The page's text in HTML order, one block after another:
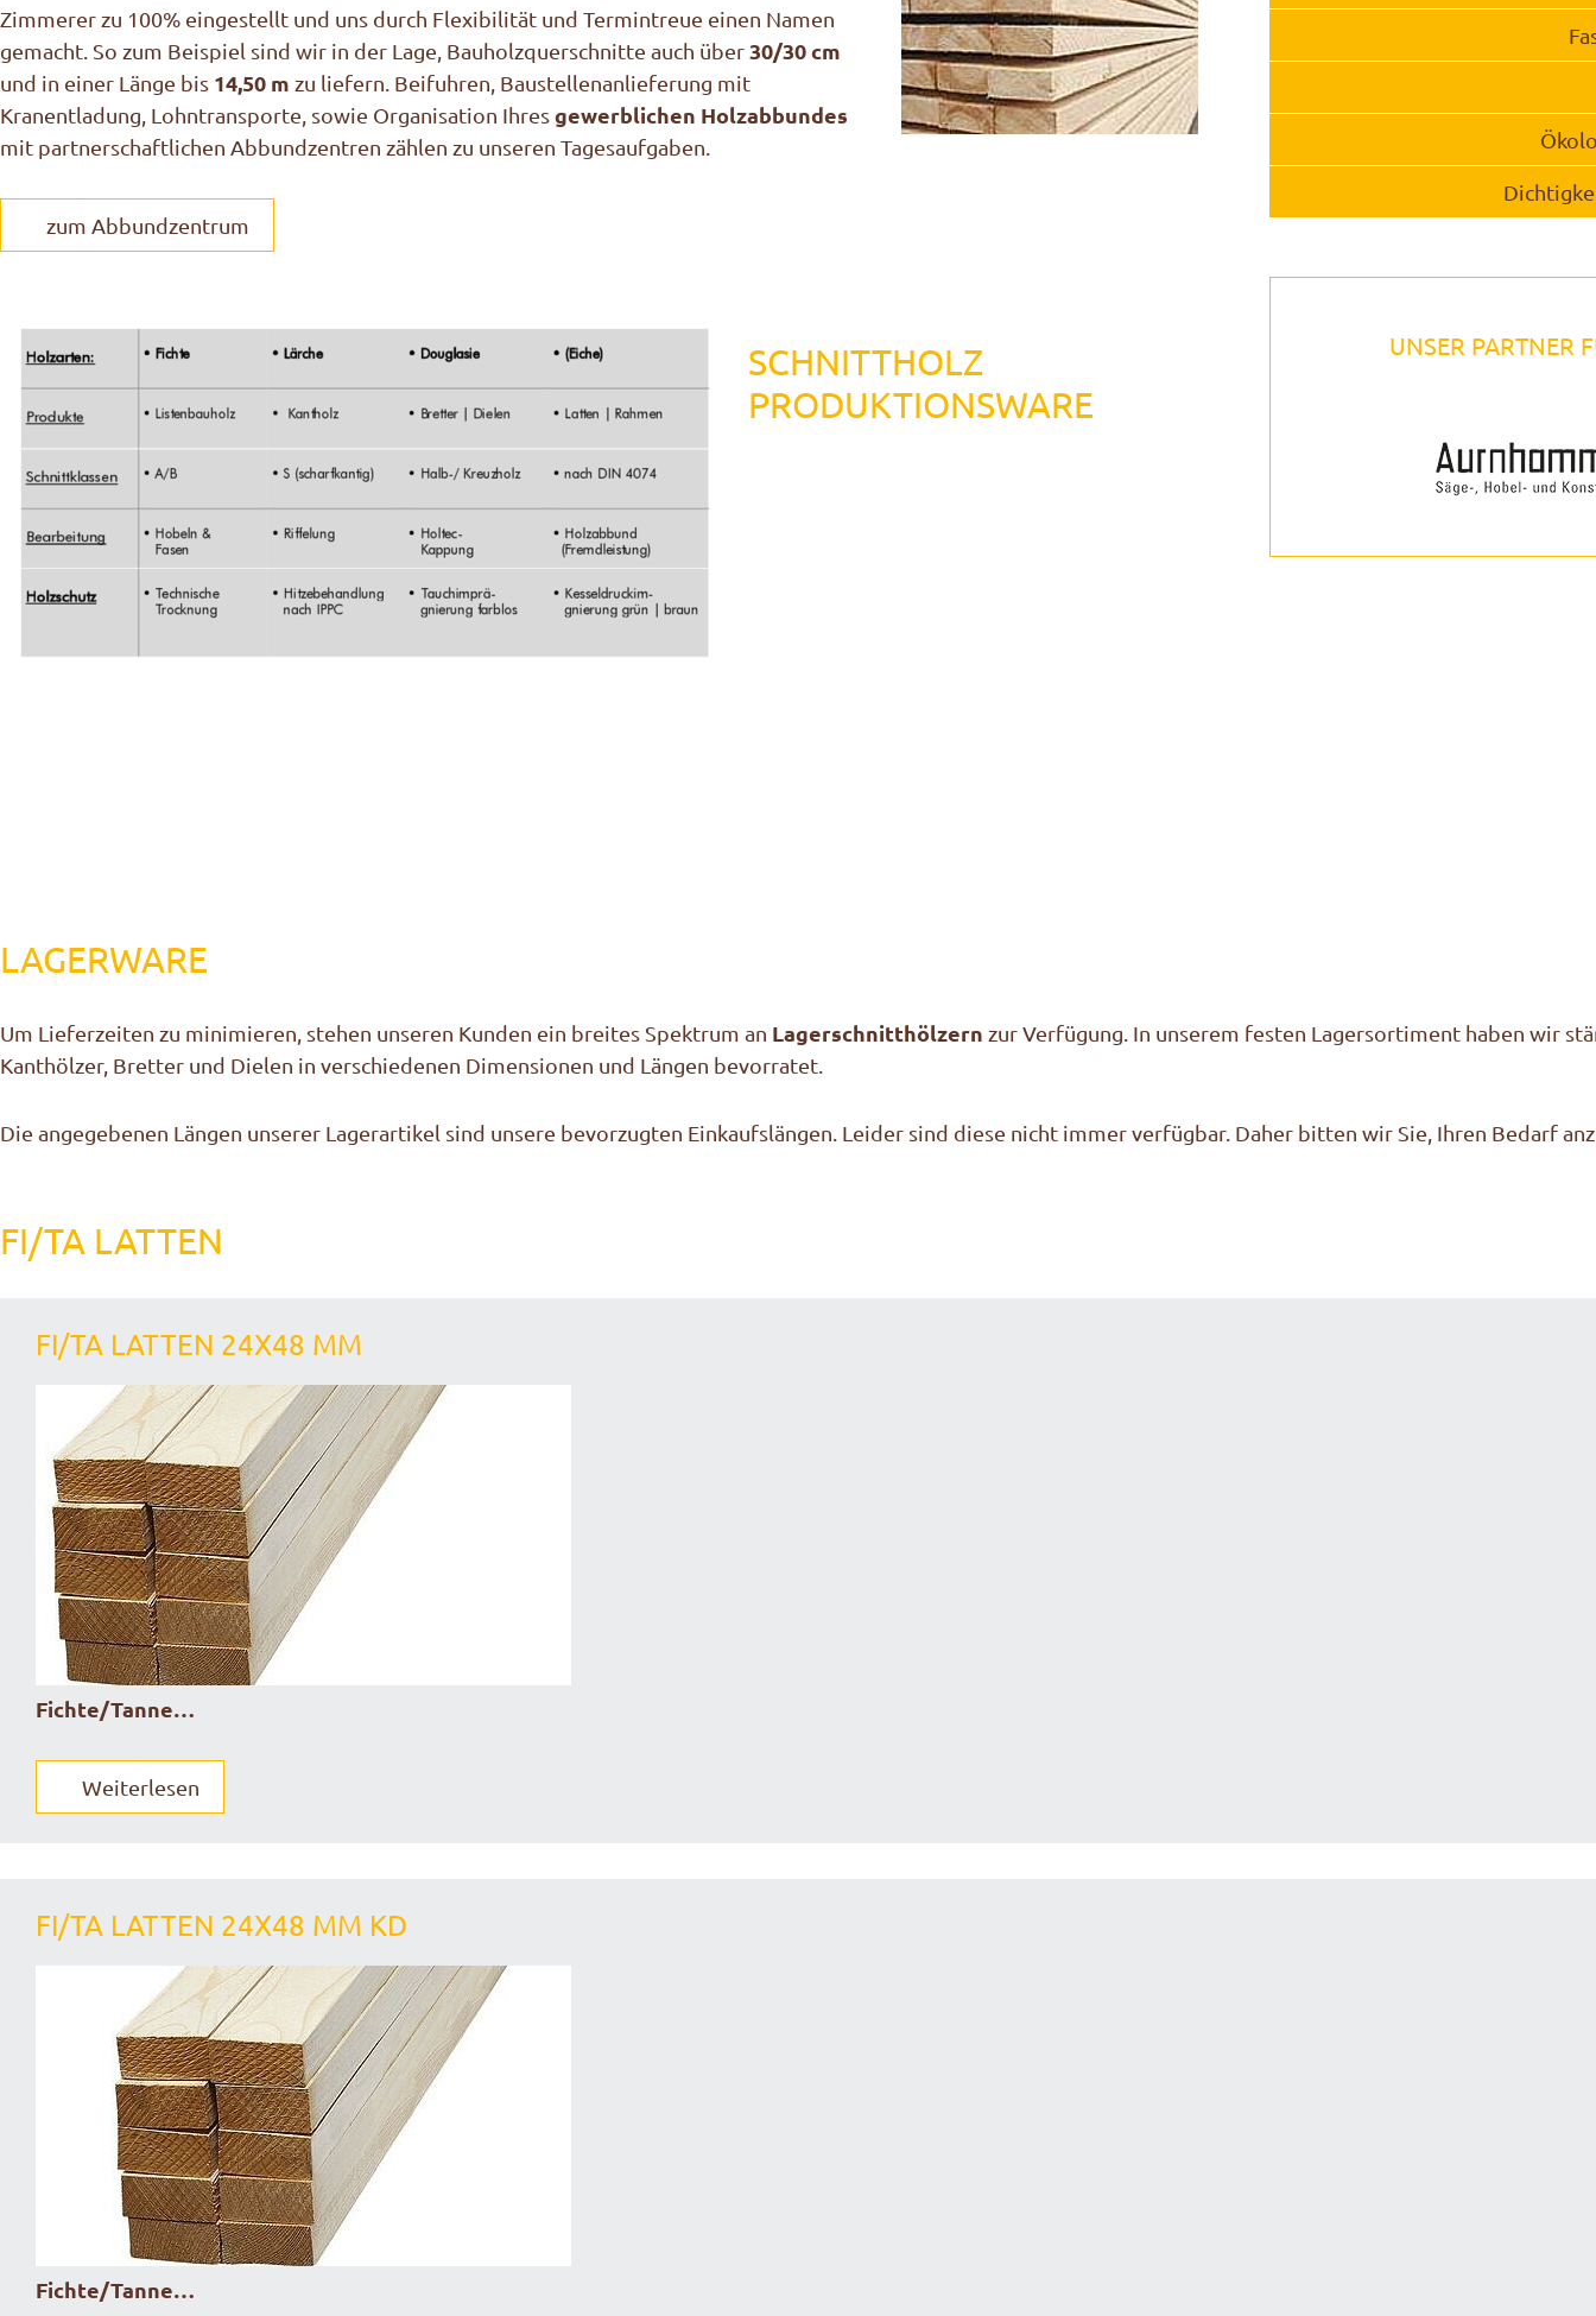
Zimmerer zu 100% eingestellt und uns durch Flexibilität und Termintreue einen Namen
gemacht. So zum Beispiel sind wir in der Lage, Bauholzquerschnitte auch über30/30 cm
und in einer Länge bis 14,50 m zu liefern. Beifuhren, Baustellenanlieferung mit
Kranentladung, Lohntransporte, sowie Organisation Ihresgewerblichen Holzabbundes
mit partnerschaftlichen Abbundzentren zählen zu unseren Tagesaufgaben.
zum Abbundzentrum
SCHNITTHOLZ
PRODUKTIONSWARE
UNSER PARTNER
LAGERWARE
Um Lieferzeiten zu minimieren, stehen unseren Kunden ein breites Spektrum an Lagerschnitthölzern zur Verfügung. In unserem festen Lagersortiment haben wir
Kanthölzer, Bretter und Dielen in verschiedenen Dimensionen und Längen bevorratet.
Die angegebenen Längen unserer Lagerartikel sind unsere bevorzugten Einkaufslängen. Leider sind diese nicht immer verfügbar. Daher bitten wir Sie, Ihren Bedarf
FI/TA LATTEN
FI/TA LATTEN 24X48 MM
Fichte/Tanne…
Weiterlesen
FI/TA LATTEN 24X48 MM KD
Fichte/Tanne…